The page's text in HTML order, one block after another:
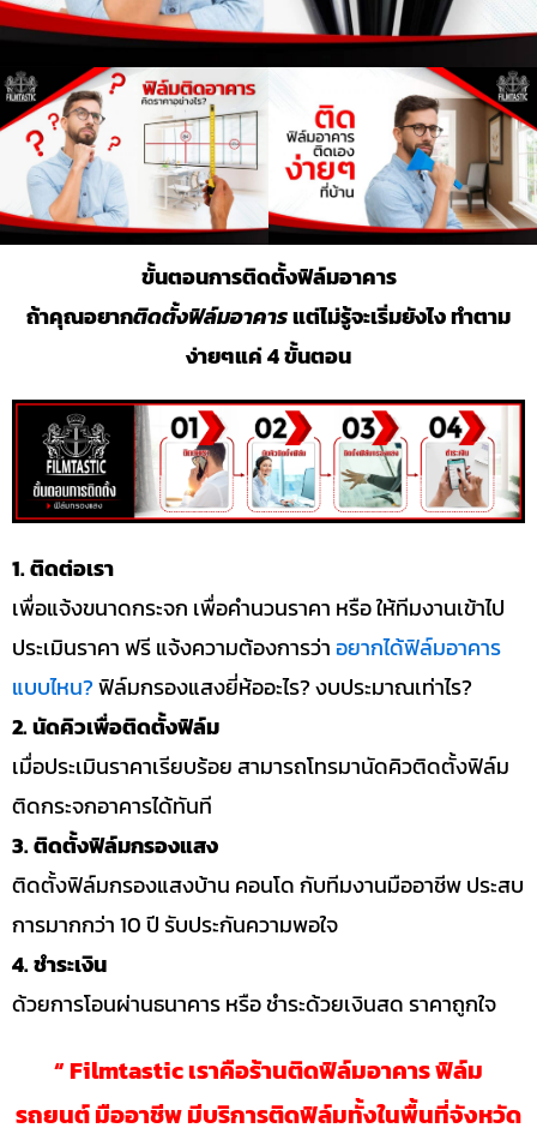
ขั้นตอนการติดตั้งฟิล์มอาคาร
ถ้าคุณอยากติดตั้งฟิล์มอาคารแต่ไม่รู้จะเริ่มยังไง ทำตาม
ง่ายๆแค่ 4 ขั้นตอน
1. ติดต่อเรา
เพื่อแจ้งขนาดกระจก เพื่อคำนวนราคา หรือ ให้ทีมงานเข้าไป
ประเมินราคา ฟรี แจ้งความต้องการว่าอยากได้ฟิล์มอาคาร
แบบไหน?ฟิล์มกรองแสงยี่ห้ออะไร? งบประมาณเท่าไร?
2. นัดคิวเพื่อติดตั้งฟิล์ม
เมื่อประเมินราคาเรียบร้อย สามารถโทรมานัดคิวติดตั้งฟิล์ม
ติดกระจกอาคารได้ทันที
3. ติดตั้งฟิล์มกรองแสง
ติดตั้งฟิล์มกรองแสงบ้าน คอนโด กับทีมงานมืออาชีพ ประสบ
การมากกว่า 10 ปี รับประกันความพอใจ
4. ชำระเงิน
ด้วยการโอนผ่านธนาคาร หรือ ชำระด้วยเงินสด ราคาถูกใจ
“ Filmtastic เราคือร้านติดฟิล์มอาคาร ฟิล์ม
รถยนต์ มืออาชีพ มีบริการติดฟิล์มทั้งในพื้นที่จังหวัด